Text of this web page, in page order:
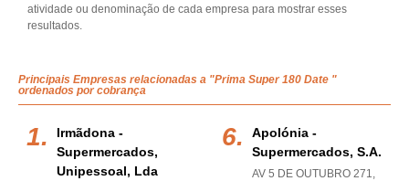
atividade ou denominação de cada empresa para mostrar esses
resultados.
Principais Empresas relacionadas a "Prima Super 180 Date "
ordenados por cobrança
Irmãdona -
Supermercados,
Unipessoal, Lda
Apolónia -
Supermercados, S.a.
AV 5 DE OUTUBRO 271,